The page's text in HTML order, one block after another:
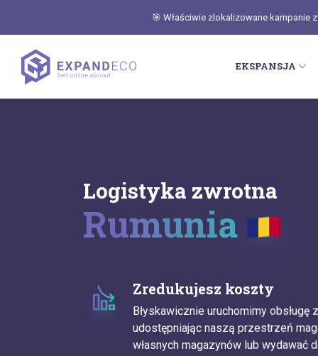
🎯 Właściwie zlokalizowane kampanie
EKSPANSJA
Logistyka zwrotna
Rumunia
Zredukujesz koszty
Błyskawicznie uruchomimy obsługę
udostępniając naszą przestrzeń
własnych magazynów lub wydawać